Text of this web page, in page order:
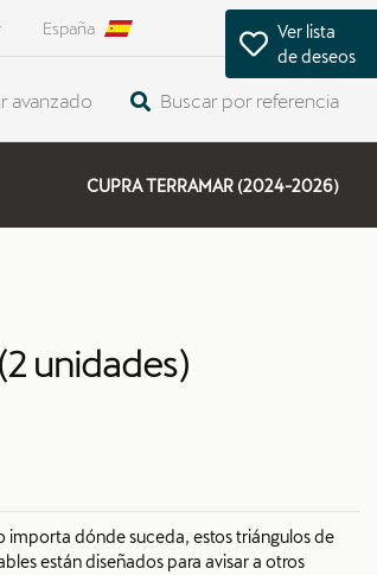
España
avanzado Buscar por referencia
Ver lista
de deseos
CUPRA TERRAMAR (2024-2026)
unidades)
importa dónde suceda, estos triángulos de
están diseñados para avisar a otros